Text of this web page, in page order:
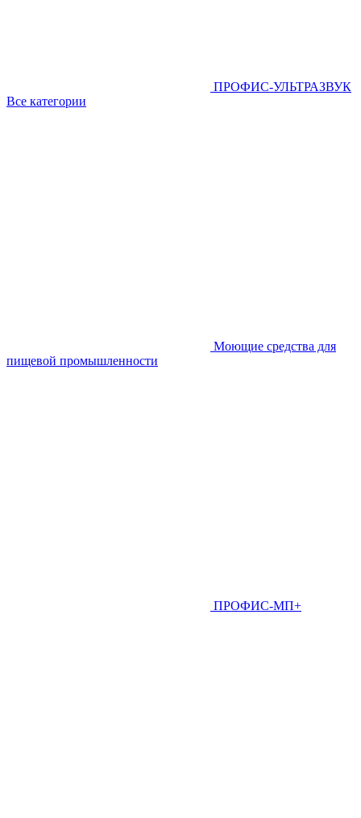
ПРОФИС-УЛЬТРАЗВУК
Все категории
Моющие средства для
пищевой промышленности
ПРОФИС-МП+